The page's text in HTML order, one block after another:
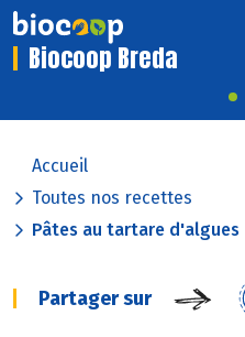
Biocoop Breda
Accueil
Toutes nos recettes
Pâtes au tartare d'algues
Partager sur